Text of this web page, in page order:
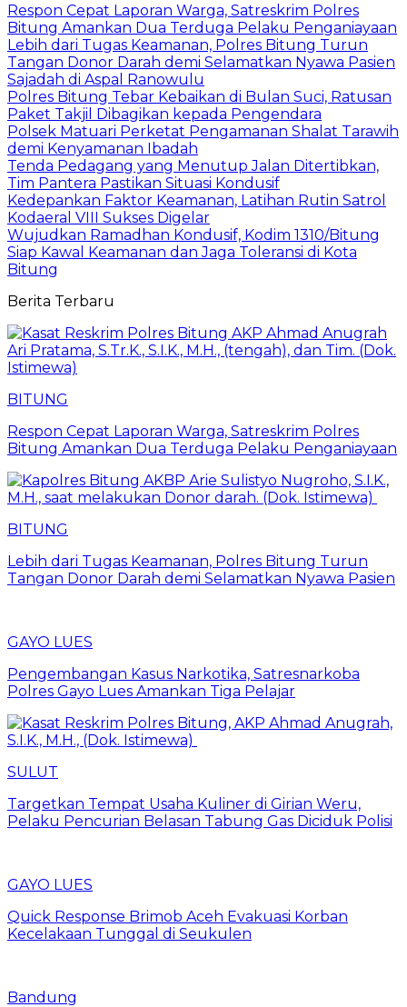
​Respon Cepat Laporan Warga, Satreskrim Polres
Bitung Amankan Dua Terduga Pelaku Penganiayaan
Lebih dari Tugas Keamanan, Polres Bitung Turun
Tangan Donor Darah demi Selamatkan Nyawa Pasien
​Sajadah di Aspal Ranowulu
​Polres Bitung Tebar Kebaikan di Bulan Suci, Ratusan
Paket Takjil Dibagikan kepada Pengendara
​Polsek Matuari Perketat Pengamanan Shalat Tarawih
demi Kenyamanan Ibadah
Tenda Pedagang yang Menutup Jalan Ditertibkan,
Tim Pantera Pastikan Situasi Kondusif
​Kedepankan Faktor Keamanan, Latihan Rutin Satrol
Kodaeral VIII Sukses Digelar
Wujudkan Ramadhan Kondusif, Kodim 1310/Bitung
Siap Kawal Keamanan dan Jaga Toleransi di Kota
Bitung
Berita Terbaru
BITUNG
​Respon Cepat Laporan Warga, Satreskrim Polres
Bitung Amankan Dua Terduga Pelaku Penganiayaan
BITUNG
Lebih dari Tugas Keamanan, Polres Bitung Turun
Tangan Donor Darah demi Selamatkan Nyawa Pasien
GAYO LUES
Pengembangan Kasus Narkotika, Satresnarkoba
Polres Gayo Lues Amankan Tiga Pelajar
SULUT
Targetkan Tempat Usaha Kuliner di Girian Weru,
Pelaku Pencurian Belasan Tabung Gas Diciduk Polisi
GAYO LUES
Quick Response Brimob Aceh Evakuasi Korban
Kecelakaan Tunggal di Seukulen
Bandung